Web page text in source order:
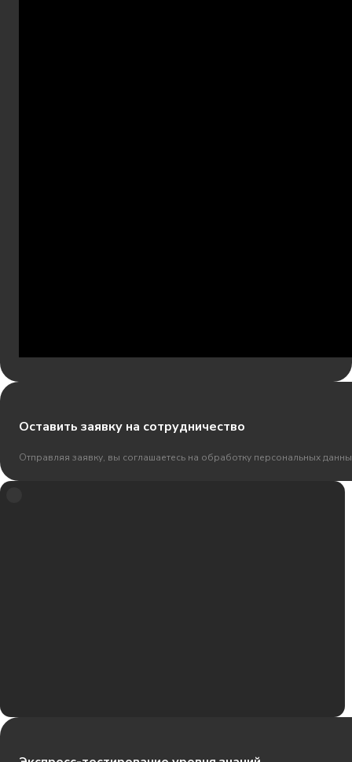
Оставить заявку на сотрудничество
Отправляя заявку, вы соглашаетесь на обработку персональных